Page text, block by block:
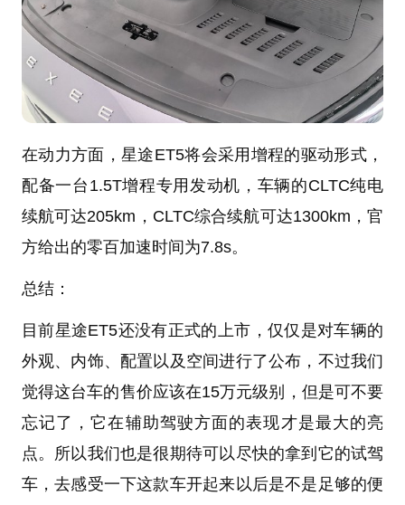
在动力方面，星途ET5将会采用增程的驱动形式，
配备一台1.5T增程专用发动机，车辆的CLTC纯电
续航可达205km，CLTC综合续航可达1300km，官
方给出的零百加速时间为7.8s。
总结：
目前星途ET5还没有正式的上市，仅仅是对车辆的
外观、内饰、配置以及空间进行了公布，不过我们
觉得这台车的售价应该在15万元级别，但是可不要
忘记了，它在辅助驾驶方面的表现才是最大的亮
点。所以我们也是很期待可以尽快的拿到它的试驾
车，去感受一下这款车开起来以后是不是足够的便